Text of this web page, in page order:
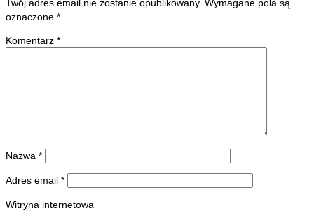
Twój adres email nie zostanie opublikowany. Wymagane pola są
oznaczone *
Komentarz *
Nazwa *
Adres email *
Witryna internetowa